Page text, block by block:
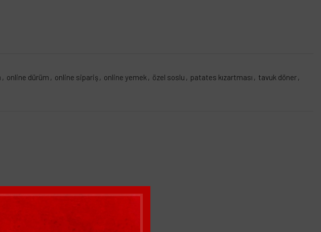
, online dürüm , online sipariş, online yemek , özel soslu , patates kızartması , tavuk döner,